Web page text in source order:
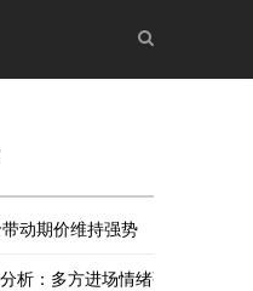
动期价维持强势
析：多方进场情绪强于空方